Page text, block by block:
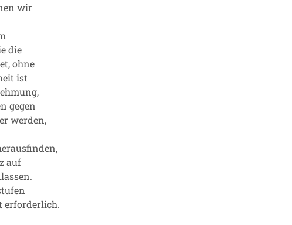
wir
die
ohne
ist
gegen
werden,
auf
erforderlich.